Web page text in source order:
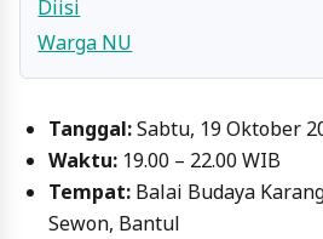
Tanggal:Sabtu, 19 Oktober
Waktu: 19.00 – 22.00 WIB
Tempat: Balai Budaya
Sewon, Bantul